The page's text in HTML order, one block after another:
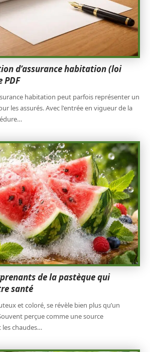
d’assurance habitation (loi
PDF
habitation peut parfois représenter un
les assurés. Avec l'entrée en vigueur de la
…
de la pastèque qui
santé
et coloré, se révèle bien plus qu’un
perçue comme une source
chaudes…